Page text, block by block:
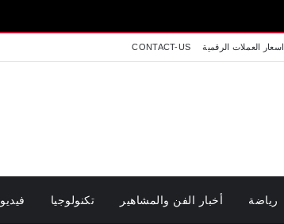
اسعار العملات الرقمية CONTACT-US
رياضة أخبار الفن والمشاهير تكنولوجيا فيديو